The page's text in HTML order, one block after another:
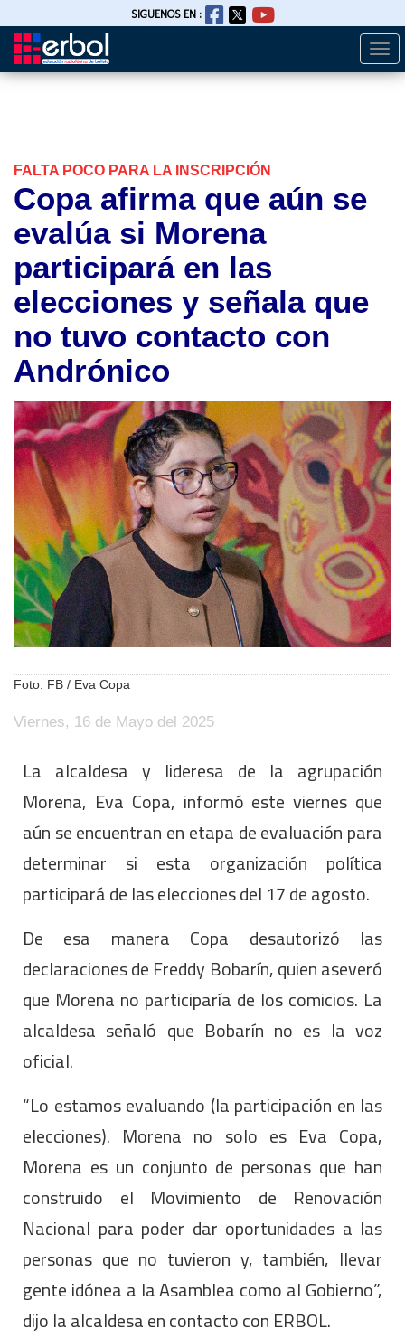
Pasar
SIGUENOS EN :
FALTA POCO PARA LA INSCRIPCIÓN
Copa afirma que aún se
evalúa si Morena
participará en las
elecciones y señala que
no tuvo contacto con
Andrónico
Foto: FB / Eva Copa
Viernes, 16 de Mayo del 2025
La alcaldesa y lideresa de la agrupación
Morena, Eva Copa, informó este viernes que
aún se encuentran en etapa de evaluación para
determinar si esta organización política
participará de las elecciones del 17 de agosto.
De esa manera Copa desautorizó las
declaraciones de Freddy Bobarín, quien aseveró
que Morena no participaría de los comicios. La
alcaldesa señaló que Bobarín no es la voz
oficial.
“Lo estamos evaluando (la participación en las
elecciones). Morena no solo es Eva Copa,
Morena es un conjunto de personas que han
construido el Movimiento de Renovación
Nacional para poder dar oportunidades a las
personas que no tuvieron y, también, llevar
gente idónea a la Asamblea como al Gobierno”,
dijo la alcaldesa en contacto con ERBOL.